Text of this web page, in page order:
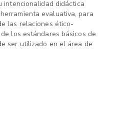
intencionalidad didáctica
evaluativa, para
las relaciones ético-
los estándares básicos de
ser utilizado en el área de